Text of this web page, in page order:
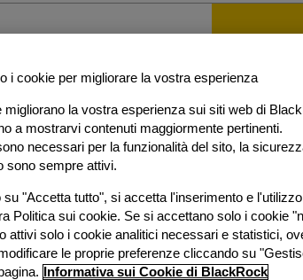
i cookie per migliorare la vostra esperienza
migliorano la vostra esperienza sui siti web di
a mostrarvi contenuti maggiormente pertinenti.
necessari per la funzionalità del sito, la
sono sempre attivi.
su "Accetta tutto", si accetta l'inserimento e
Politica sui cookie. Se si accettano solo i cookie
attivi solo i cookie analitici necessari e statistici,
le proprie preferenze cliccando su
Informativa sui Cookie di BlackRock